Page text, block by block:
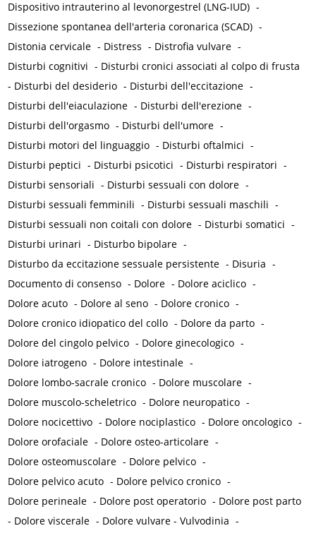
Dispositivo intrauterino al levonorgestrel (LNG-IUD) -
Dissezione spontanea dell'arteria coronarica (SCAD) -
Distonia cervicale - Distress - Distrofia vulvare -
Disturbi cognitivi - Disturbi cronici associati al colpo di frusta
- Disturbi del desiderio - Disturbi dell'eccitazione -
Disturbi dell'eiaculazione - Disturbi dell'erezione -
Disturbi dell'orgasmo - Disturbi dell'umore -
Disturbi motori del linguaggio - Disturbi oftalmici -
Disturbi peptici - Disturbi psicotici - Disturbi respiratori -
Disturbi sensoriali - Disturbi sessuali con dolore -
Disturbi sessuali femminili - Disturbi sessuali maschili -
Disturbi sessuali non coitali con dolore - Disturbi somatici -
Disturbi urinari - Disturbo bipolare -
Disturbo da eccitazione sessuale persistente - Disuria -
Documento di consenso - Dolore - Dolore aciclico -
Dolore acuto - Dolore al seno - Dolore cronico -
Dolore cronico idiopatico del collo - Dolore da parto -
Dolore del cingolo pelvico - Dolore ginecologico -
Dolore iatrogeno - Dolore intestinale -
Dolore lombo-sacrale cronico - Dolore muscolare -
Dolore muscolo-scheletrico - Dolore neuropatico -
Dolore nocicettivo - Dolore nociplastico - Dolore oncologico -
Dolore orofaciale - Dolore osteo-articolare -
Dolore osteomuscolare - Dolore pelvico -
Dolore pelvico acuto - Dolore pelvico cronico -
Dolore perineale - Dolore post operatorio - Dolore post parto
- Dolore viscerale - Dolore vulvare - Vulvodinia -